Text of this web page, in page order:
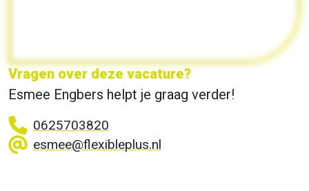
Vragen over deze vacature?
Esmee Engbers helpt je graag verder!
0625703820
esmee@flexibleplus.nl